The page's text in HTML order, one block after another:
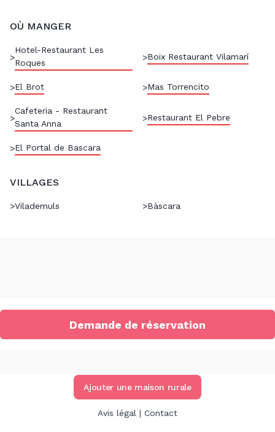
OÙ MANGER
>
Hotel-Restaurant Les
Roques
>Boix Restaurant Vilamarí
>El Brot >Mas Torrencito
>
Cafeteria - Restaurant
Santa Anna
>Restaurant El Pebre
>El Portal de Bascara
VILLAGES
>Vilademuls >Bàscara
Demande de réservation
Ajouter une maison rurale
Avis légal | Contact